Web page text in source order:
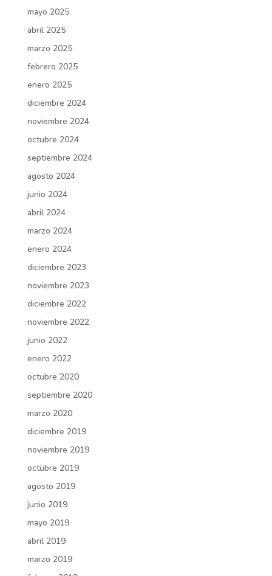
mayo 2025
abril 2025
marzo 2025
febrero 2025
enero 2025
diciembre 2024
noviembre 2024
octubre 2024
septiembre 2024
agosto 2024
junio 2024
abril 2024
marzo 2024
enero 2024
diciembre 2023
noviembre 2023
diciembre 2022
noviembre 2022
junio 2022
enero 2022
octubre 2020
septiembre 2020
marzo 2020
diciembre 2019
noviembre 2019
octubre 2019
agosto 2019
junio 2019
mayo 2019
abril 2019
marzo 2019